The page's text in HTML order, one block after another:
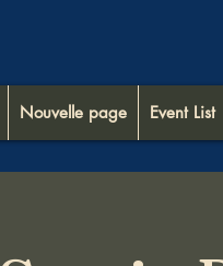
Nouvelle page Event List